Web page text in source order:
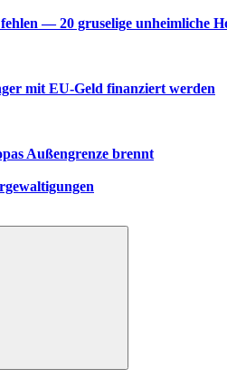
— 20 gruselige unheimliche
mit EU-Geld finanziert werden
Außengrenze brennt